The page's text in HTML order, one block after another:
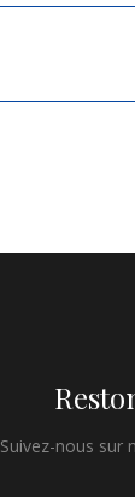
Suivez-nous sur